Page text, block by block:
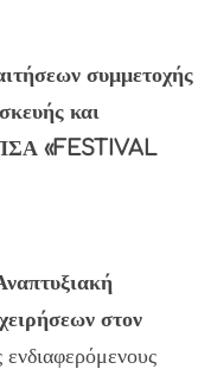
συμμετοχής
και
«FESTIVAL
στον